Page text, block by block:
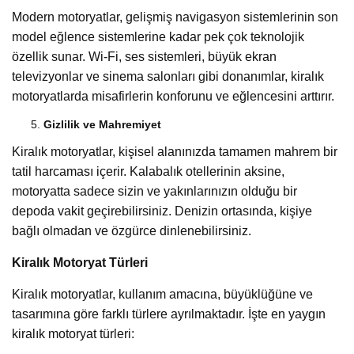
Modern motoryatlar, gelişmiş navigasyon sistemlerinin son
model eğlence sistemlerine kadar pek çok teknolojik
özellik sunar. Wi-Fi, ses sistemleri, büyük ekran
televizyonlar ve sinema salonları gibi donanımlar, kiralık
motoryatlarda misafirlerin konforunu ve eğlencesini arttırır.
Gizlilik ve Mahremiyet
Kiralık motoryatlar, kişisel alanınızda tamamen mahrem bir
tatil harcaması içerir. Kalabalık otellerinin aksine,
motoryatta sadece sizin ve yakınlarınızın olduğu bir
depoda vakit geçirebilirsiniz. Denizin ortasında, kişiye
bağlı olmadan ve özgürce dinlenebilirsiniz.
Kiralık Motoryat Türleri
Kiralık motoryatlar, kullanım amacına, büyüklüğüne ve
tasarımına göre farklı türlere ayrılmaktadır. İşte en yaygın
kiralık motoryat türleri: